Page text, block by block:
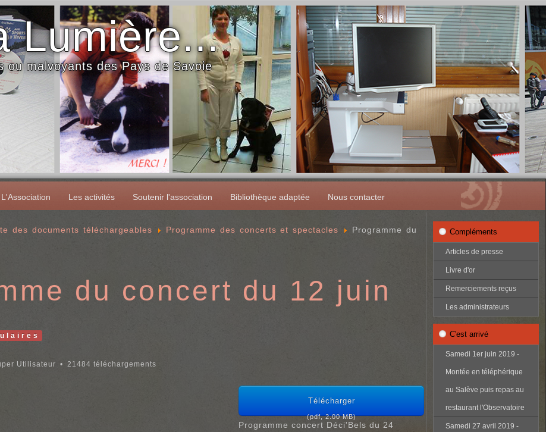
Lumière...
malvoyants des Pays de Savoie
L'Association Les activités Soutenir l'association Bibliothèque adaptée Nous contacter
des documents téléchargeables Programme des concerts et spectacles
Programme du
du concert du 12 juin
Utilisateur 21484 téléchargements
Télécharger
(pdf,2.00 MB)
Programme concert Déci'Bels du 24
Compléments
Articles de presse
Livre d'or
Remerciements reçus
Les administrateurs
C'est arrivé
Samedi 1er juin 2019 -
Montée en téléphérique
au Salève puis repas au
restaurant l'Observatoire
Samedi 27 avril 2019 -